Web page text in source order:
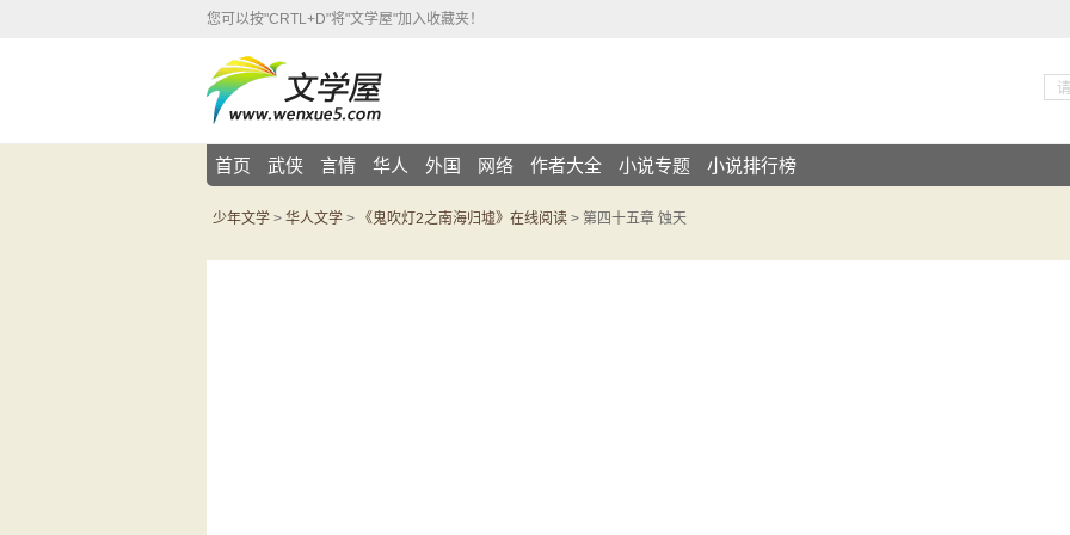
您可以按"CRTL+D"将"文学屋"加入收藏夹！
首页 武侠 言情 华人 外国 网络 作者大全 小说专题 小说排行榜
少年文学 > 华人文学 > 《鬼吹灯2之南海归墟》在线阅读 > 第四十五章 蚀天